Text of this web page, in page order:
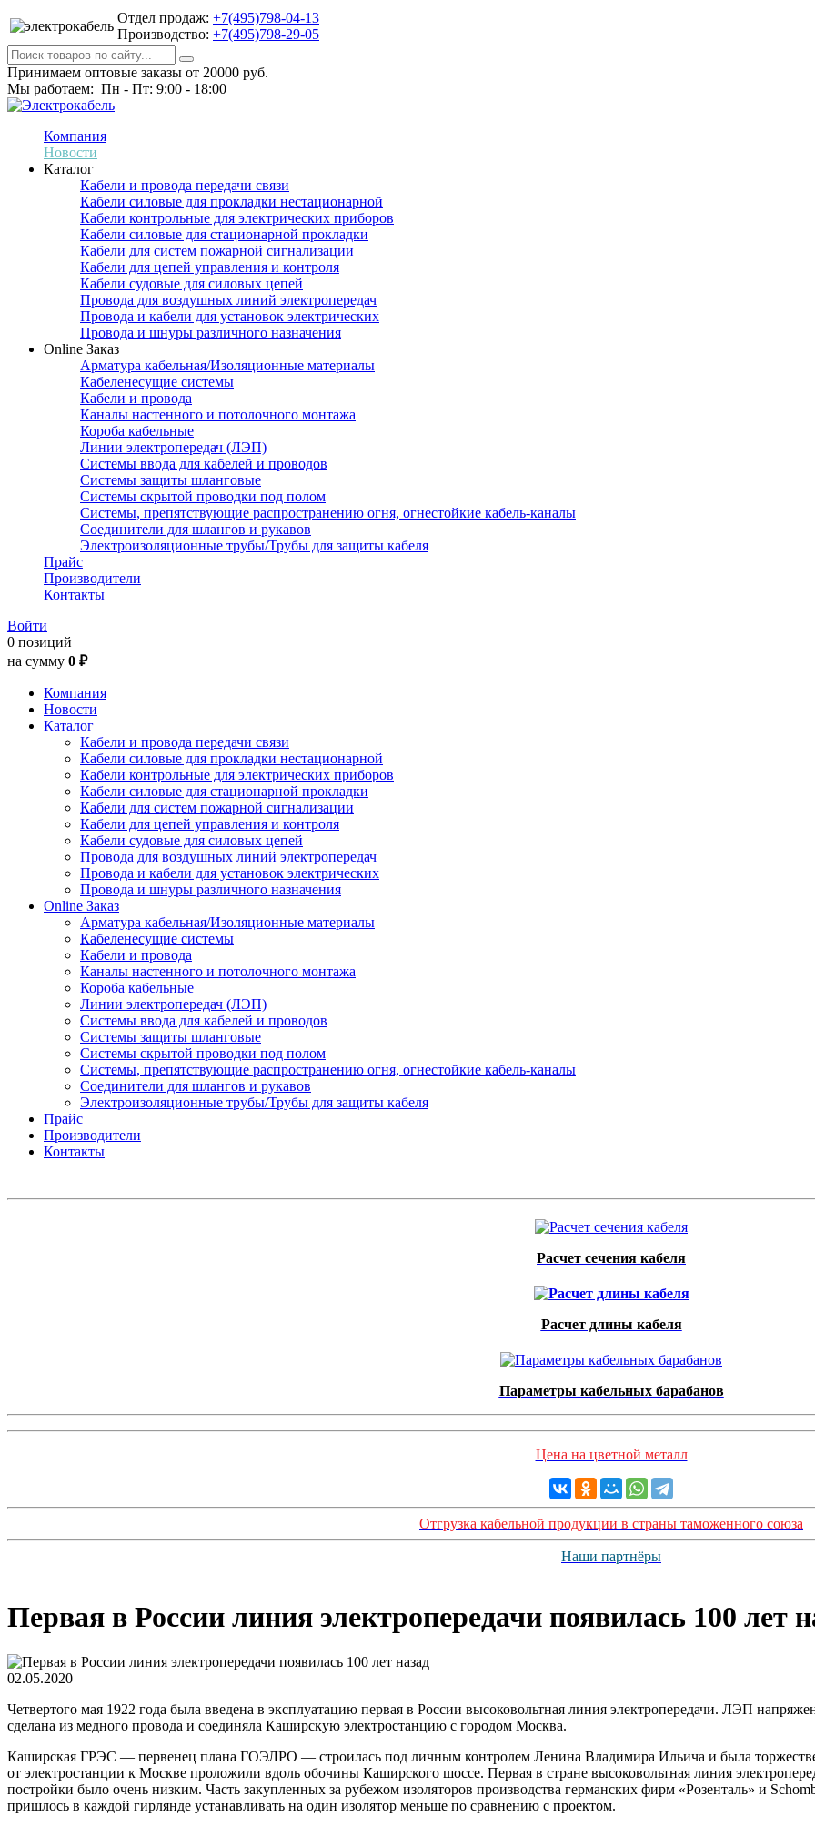
Отдел продаж: +7(495)798-04-13
Производство: +7(495)798-29-05
Принимаем оптовые заказы от 20000 руб.
Мы работаем: Пн - Пт: 9:00 - 18:00
Компания
Новости
Каталог
Кабели и провода передачи связи
Кабели силовые для прокладки нестационарной
Кабели контрольные для электрических приборов
Кабели силовые для стационарной прокладки
Кабели для систем пожарной сигнализации
Кабели для цепей управления и контроля
Кабели судовые для силовых цепей
Провода для воздушных линий электропередач
Провода и кабели для установок электрических
Провода и шнуры различного назначения
Online Заказ
Арматура кабельная/Изоляционные материалы
Кабеленесущие системы
Кабели и провода
Каналы настенного и потолочного монтажа
Короба кабельные
Линии электропередач (ЛЭП)
Системы ввода для кабелей и проводов
Системы защиты шланговые
Системы скрытой проводки под полом
Системы, препятствующие распространению огня, огнестойкие кабель-каналы
Соединители для шлангов и рукавов
Электроизоляционные трубы/Трубы для защиты кабеля
Прайс
Производители
Контакты
Войти
0 позиций
на сумму 0 ₽
Компания
Новости
Каталог
Кабели и провода передачи связи
Кабели силовые для прокладки нестационарной
Кабели контрольные для электрических приборов
Кабели силовые для стационарной прокладки
Кабели для систем пожарной сигнализации
Кабели для цепей управления и контроля
Кабели судовые для силовых цепей
Провода для воздушных линий электропередач
Провода и кабели для установок электрических
Провода и шнуры различного назначения
Online Заказ
Арматура кабельная/Изоляционные материалы
Кабеленесущие системы
Кабели и провода
Каналы настенного и потолочного монтажа
Короба кабельные
Линии электропередач (ЛЭП)
Системы ввода для кабелей и проводов
Системы защиты шланговые
Системы скрытой проводки под полом
Системы, препятствующие распространению огня, огнестойкие кабель-каналы
Соединители для шлангов и рукавов
Электроизоляционные трубы/Трубы для защиты кабеля
Прайс
Производители
Контакты
Расчет сечения кабеля
Расчет длины кабеля
Параметры кабельных барабанов
Цена на цветной металл
Отгрузка кабельной продукции в страны таможенного союза
Наши партнёры
Первая в России линия электропередачи появилась 100 лет
02.05.2020
Четвертого мая 1922 года была введена в эксплуатацию первая в России высоковольтная линия электропередачи. ЛЭП
сделана из медного провода и соединяла Каширскую электростанцию с городом Москва.
Каширская ГРЭС — первенец плана ГОЭЛРО — строилась под личным контролем Ленина Владимира Ильича и была
от электростанции к Москве проложили вдоль обочины Каширского шоссе. Первая в стране высоковольтная линия
постройки было очень низким. Часть закупленных за рубежом изоляторов производства германских фирм «Розенталь» и
пришлось в каждой гирлянде устанавливать на один изолятор меньше по сравнению с проектом.